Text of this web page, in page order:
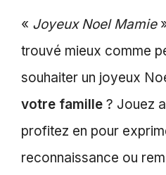
« Joyeux Noel Mamie
trouvé mieux comme
souhaiter un joyeux
votre famille ? Jouez
profitez en pour
reconnaissance ou